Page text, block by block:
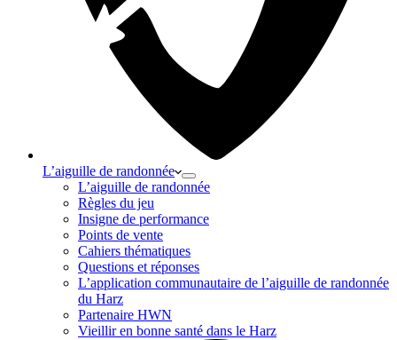
L’aiguille de randonnée
L’aiguille de randonnée
Règles du jeu
Insigne de performance
Points de vente
Cahiers thématiques
Questions et réponses
L’application communautaire de l’aiguille de randonnée
du Harz
Partenaire HWN
Vieillir en bonne santé dans le Harz